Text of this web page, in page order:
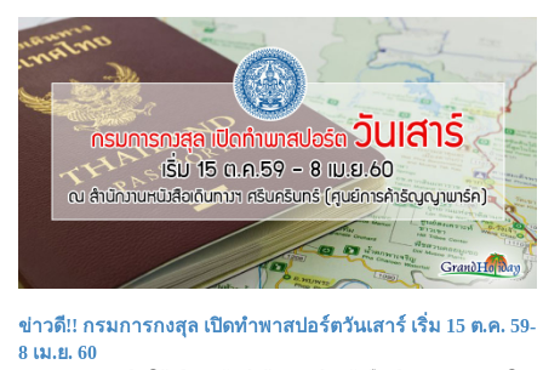
ข่าวดี!! กรมการกงสุล เปิดทำพาสปอร์ตวันเสาร์ เริ่ม 15 ต.ค. 59-
8 เม.ย. 60